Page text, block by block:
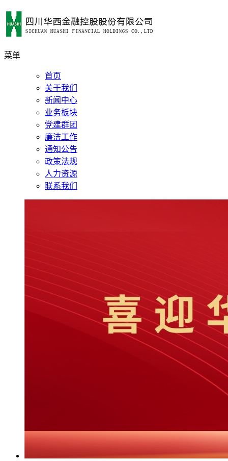
菜单
首页
关于我们
新闻中心
业务板块
党建群团
廉洁工作
通知公告
政策法规
人力资源
联系我们